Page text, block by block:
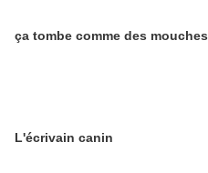
ça tombe comme des mouches
L'écrivain canin